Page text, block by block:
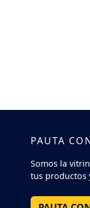
PAUTA
Somos la
tus productos